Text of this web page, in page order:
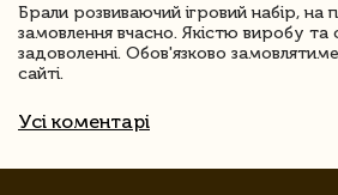
Брали розвиваючий ігровий набір,
замовлення вчасно. Якістю виробу та
задоволенні. Обов'язково
сайті.
Усі коментарі